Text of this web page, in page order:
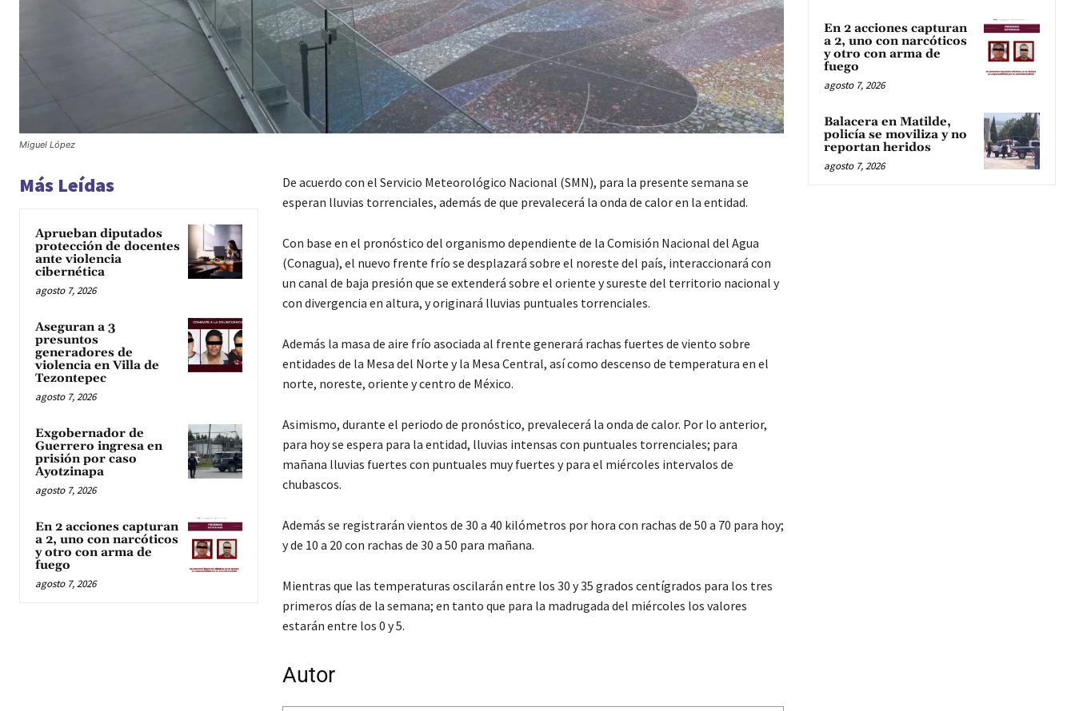
Miguel López
Más Leídas
Aprueban diputados
protección de docentes
ante violencia
cibernética
agosto 7, 2026
Aseguran a 3
presuntos
generadores de
violencia en Villa de
Tezontepec
agosto 7, 2026
Exgobernador de
Guerrero ingresa en
prisión por caso
Ayotzinapa
agosto 7, 2026
En 2 acciones capturan
a 2, uno con narcóticos
y otro con arma de
fuego
agosto 7, 2026
De acuerdo con el Servicio Meteorológico Nacional (SMN), para la presente semana se
esperan lluvias torrenciales, además de que prevalecerá la onda de calor en la entidad.
Con base en el pronóstico del organismo dependiente de la Comisión Nacional del Agua
(Conagua), el nuevo frente frío se desplazará sobre el noreste del país, interaccionará con
un canal de baja presión que se extenderá sobre el oriente y sureste del territorio nacional y
con divergencia en altura, y originará lluvias puntuales torrenciales.
Además la masa de aire frío asociada al frente generará rachas fuertes de viento sobre
entidades de la Mesa del Norte y la Mesa Central, así como descenso de temperatura en el
norte, noreste, oriente y centro de México.
Asimismo, durante el periodo de pronóstico, prevalecerá la onda de calor. Por lo anterior,
para hoy se espera para la entidad, lluvias intensas con puntuales torrenciales; para
mañana lluvias fuertes con puntuales muy fuertes y para el miércoles intervalos de
chubascos.
Además se registrarán vientos de 30 a 40 kilómetros por hora con rachas de 50 a 70 para hoy;
y de 10 a 20 con rachas de 30 a 50 para mañana.
Mientras que las temperaturas oscilarán entre los 30 y 35 grados centígrados para los tres
primeros días de la semana; en tanto que para la madrugada del miércoles los valores
estarán entre los 0 y 5.
Autor
En 2 acciones capturan
a 2, uno con narcóticos
y otro con arma de
fuego
agosto 7, 2026
Balacera en Matilde,
policía se moviliza y no
reportan heridos
agosto 7, 2026